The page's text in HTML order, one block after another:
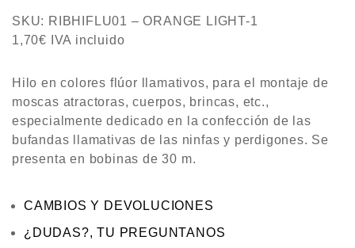
a
l
r
o
0
d
SKU: RIBHIFLU01 – ORANGE LIGHT-1
1,70€ IVA incluido
Hilo en colores flúor llamativos, para el montaje de
moscas atractoras, cuerpos, brincas, etc.,
especialmente dedicado en la confección de las
bufandas llamativas de las ninfas y perdigones. Se
presenta en bobinas de 30 m.
CAMBIOS Y DEVOLUCIONES
¿DUDAS?, TU PREGUNTANOS